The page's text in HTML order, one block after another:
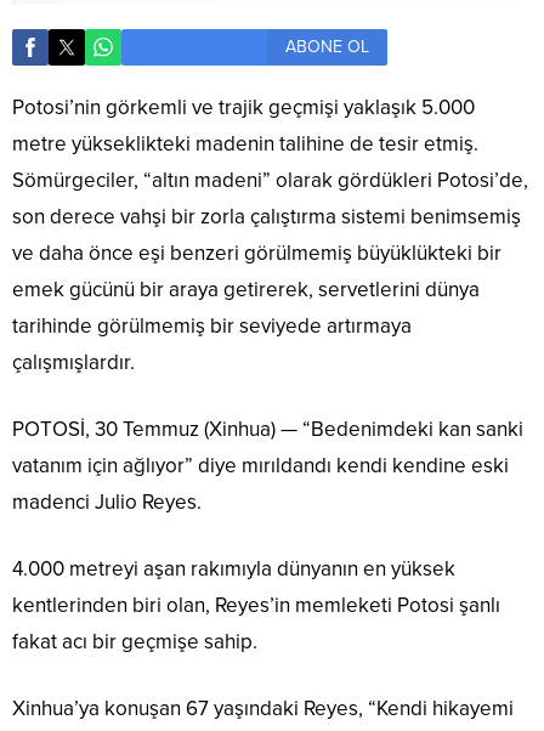
ABONE OL
Potosi’nin görkemli ve trajik geçmişi yaklaşık 5.000
metre yükseklikteki madenin talihine de tesir etmiş.
Sömürgeciler, “altın madeni” olarak gördükleri Potosi’de,
son derece vahşi bir zorla çalıştırma sistemi benimsemiş
ve daha önce eşi benzeri görülmemiş büyüklükteki bir
emek gücünü bir araya getirerek, servetlerini dünya
tarihinde görülmemiş bir seviyede artırmaya
çalışmışlardır.
POTOSİ, 30 Temmuz (Xinhua) — “Bedenimdeki kan sanki
vatanım için ağlıyor” diye mırıldandı kendi kendine eski
madenci Julio Reyes.
4.000 metreyi aşan rakımıyla dünyanın en yüksek
kentlerinden biri olan, Reyes’in memleketi Potosi şanlı
fakat acı bir geçmişe sahip.
Xinhua’ya konuşan 67 yaşındaki Reyes, “Kendi hikayemi